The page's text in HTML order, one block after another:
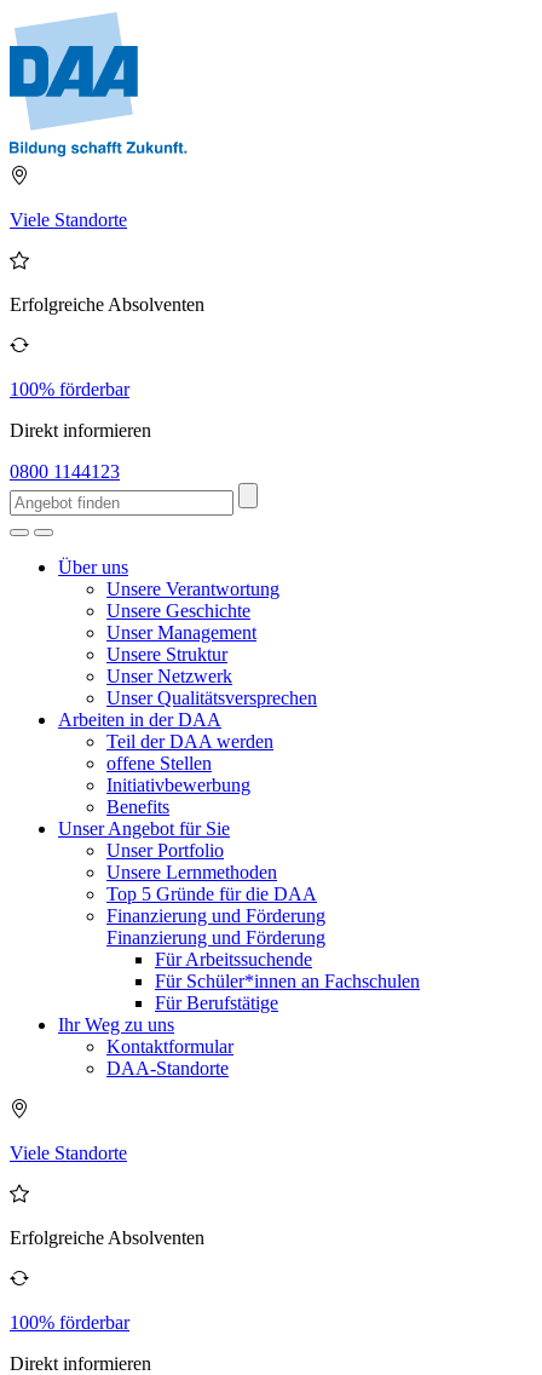
Viele Standorte
Erfolgreiche Absolventen
100% förderbar
Direkt informieren
0800 1144123
Über uns
Unsere Verantwortung
Unsere Geschichte
Unser Management
Unsere Struktur
Unser Netzwerk
Unser Qualitätsversprechen
Arbeiten in der DAA
Teil der DAA werden
offene Stellen
Initiativbewerbung
Benefits
Unser Angebot für Sie
Unser Portfolio
Unsere Lernmethoden
Top 5 Gründe für die DAA
Finanzierung und Förderung
Finanzierung und Förderung
Für Arbeitssuchende
Für Schüler*innen an Fachschulen
Für Berufstätige
Ihr Weg zu uns
Kontaktformular
DAA-Standorte
Viele Standorte
Erfolgreiche Absolventen
100% förderbar
Direkt informieren